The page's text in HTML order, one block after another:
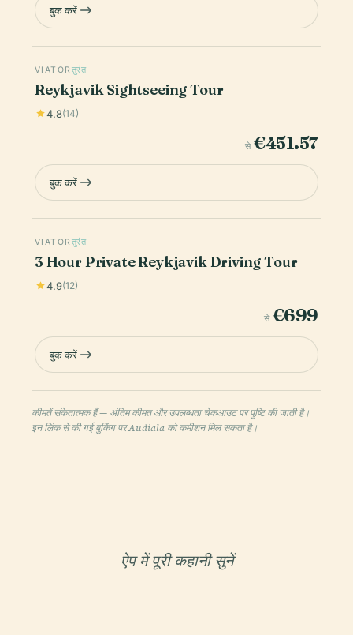
बुक करें
VIATOR तुरंत
Reykjavik Sightseeing Tour
4.8(14)
से €451.57
बुक करें
VIATOR तुरंत
3 Hour Private Reykjavik Driving Tour
4.9(12)
से €699
बुक करें
कीमतें संकेतात्मक हैं — अंतिम कीमत और उपलब्धता चेकआउट पर पुष्टि की जाती है।
इन लिंक से की गई बुकिंग पर Audiala को कमीशन मिल सकता है।
ऐप में पूरी कहानी सुनें